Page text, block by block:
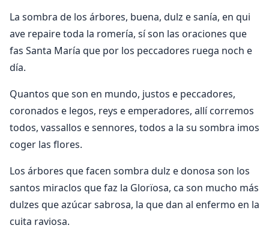
La sombra de los árbores, buena, dulz e sanía, en qui
ave repaire toda la romería, sí son las oraciones que
fas Santa María que por los peccadores ruega noch e
día.
Quantos que son en mundo, justos e peccadores,
coronados e legos, reys e emperadores, allí corremos
todos, vassallos e sennores, todos a la su sombra imos
coger las flores.
Los árbores que facen sombra dulz e donosa son los
santos miraclos que faz la Glorïosa, ca son mucho más
dulzes que azúcar sabrosa, la que dan al enfermo en la
cuita raviosa.